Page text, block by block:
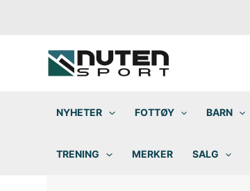
NYHETER FOTTØY BARN
TRENING MERKER SALG